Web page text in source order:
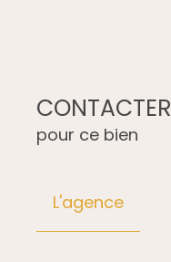
CONTACTER
pour ce bien
L'agence